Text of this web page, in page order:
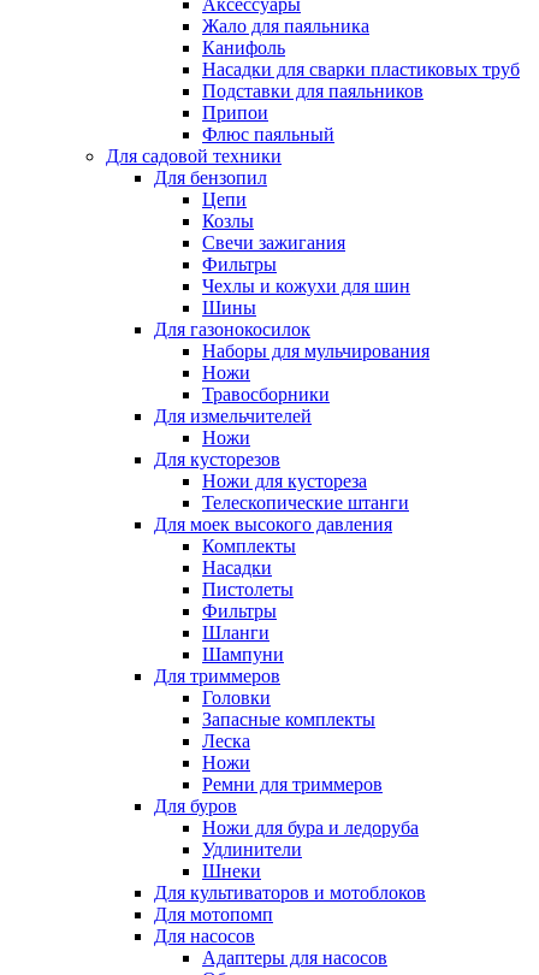
Аксессуары
Жало для паяльника
Канифоль
Насадки для сварки пластиковых труб
Подставки для паяльников
Припои
Флюс паяльный
Для садовой техники
Для бензопил
Цепи
Козлы
Свечи зажигания
Фильтры
Чехлы и кожухи для шин
Шины
Для газонокосилок
Наборы для мульчирования
Ножи
Травосборники
Для измельчителей
Ножи
Для кусторезов
Ножи для кустореза
Телескопические штанги
Для моек высокого давления
Комплекты
Насадки
Пистолеты
Фильтры
Шланги
Шампуни
Для триммеров
Головки
Запасные комплекты
Леска
Ножи
Ремни для триммеров
Для буров
Ножи для бура и ледоруба
Удлинители
Шнеки
Для культиваторов и мотоблоков
Для мотопомп
Для насосов
Адаптеры для насосов